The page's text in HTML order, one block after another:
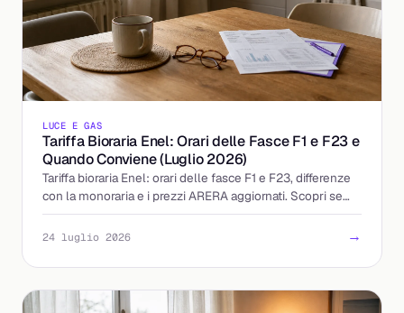
LUCE E GAS
Tariffa Bioraria Enel: Orari delle Fasce F1 e F23 e
Quando Conviene (Luglio 2026)
Tariffa bioraria Enel: orari delle fasce F1 e F23, differenze
con la monoraria e i prezzi ARERA aggiornati. Scopri se
accendere la sera conviene davvero.
24 luglio 2026 →